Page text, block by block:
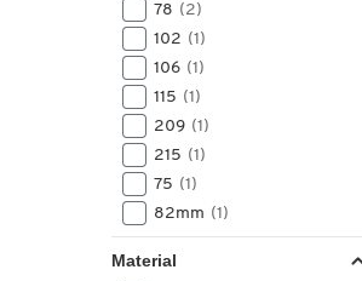
78 (2)
102 (1)
106 (1)
115 (1)
209 (1)
215 (1)
75 (1)
82mm (1)
95(1)
97
Material